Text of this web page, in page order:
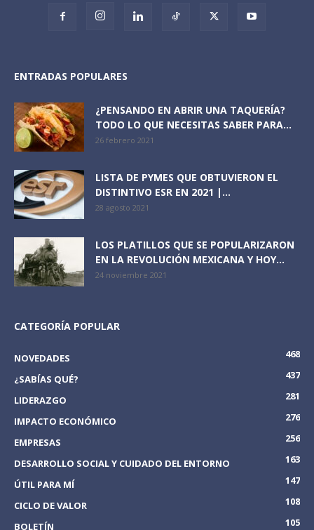
ENTRADAS POPULARES
¿PENSANDO EN ABRIR UNA TAQUERÍA?
TODO LO QUE NECESITAS SABER PARA...
26 febrero 2021
LISTA DE PYMES QUE OBTUVIERON EL
DISTINTIVO ESR EN 2021 |...
28 agosto 2021
LOS PLATILLOS QUE SE POPULARIZARON
EN LA REVOLUCIÓN MEXICANA Y HOY...
24 noviembre 2021
CATEGORÍA POPULAR
NOVEDADES
468
¿SABÍAS QUÉ?
437
LIDERAZGO
281
IMPACTO ECONÓMICO
276
EMPRESAS
256
DESARROLLO SOCIAL Y CUIDADO DEL ENTORNO
163
ÚTIL PARA MÍ
147
CICLO DE VALOR
108
BOLETÍN
105